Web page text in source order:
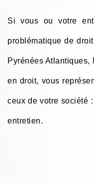
Si vous ou votre
problématique de
Pyrénées Atlantiques,
en droit, vous
ceux de votre société
entretien.